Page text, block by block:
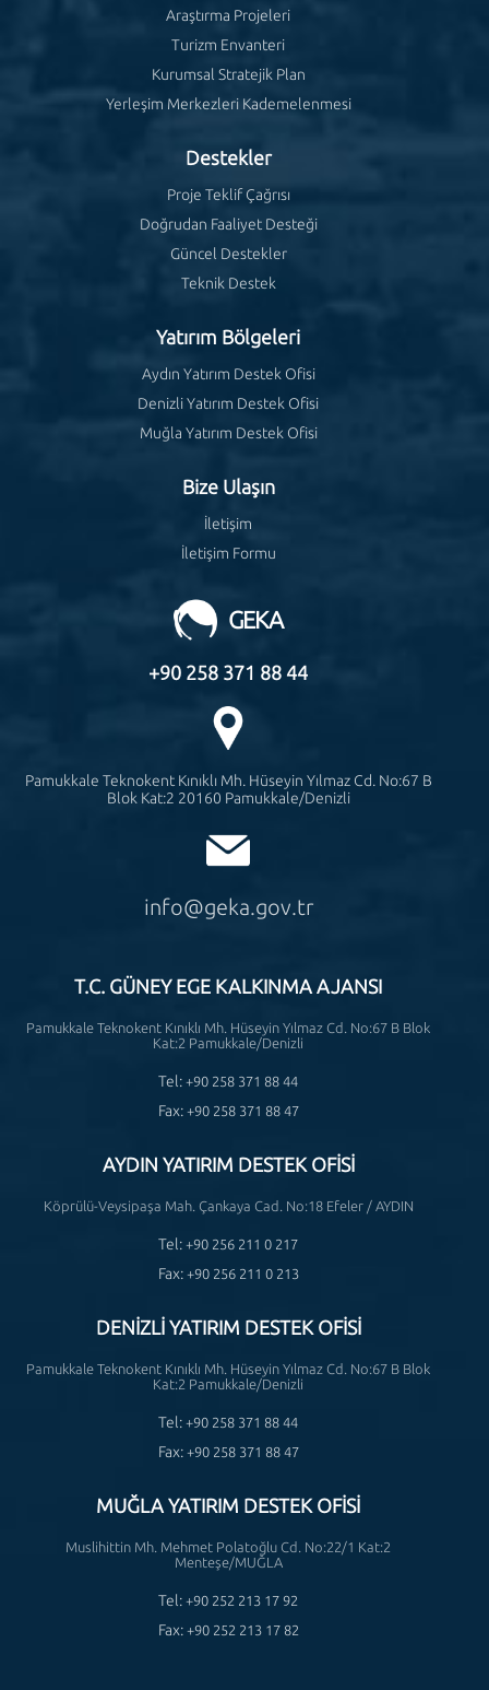
Araştırma Projeleri
Turizm Envanteri
Kurumsal Stratejik Plan
Yerleşim Merkezleri Kademelenmesi
Destekler
Proje Teklif Çağrısı
Doğrudan Faaliyet Desteği
Güncel Destekler
Teknik Destek
Yatırım Bölgeleri
Aydın Yatırım Destek Ofisi
Denizli Yatırım Destek Ofisi
Muğla Yatırım Destek Ofisi
Bize Ulaşın
İletişim
İletişim Formu
GEKA
+90 258 371 88 44
Pamukkale Teknokent Kınıklı Mh. Hüseyin Yılmaz Cd. No:67 B
Blok Kat:2 20160 Pamukkale/Denizli
info@geka.gov.tr
T.C. GÜNEY EGE KALKINMA AJANSI
Pamukkale Teknokent Kınıklı Mh. Hüseyin Yılmaz Cd. No:67 B Blok
Kat:2 Pamukkale/Denizli
Tel: +90 258 371 88 44
Fax: +90 258 371 88 47
AYDIN YATIRIM DESTEK OFİSİ
Köprülü-Veysipaşa Mah. Çankaya Cad. No:18 Efeler / AYDIN
Tel: +90 256 211 0 217
Fax: +90 256 211 0 213
DENİZLİ YATIRIM DESTEK OFİSİ
Pamukkale Teknokent Kınıklı Mh. Hüseyin Yılmaz Cd. No:67 B Blok
Kat:2 Pamukkale/Denizli
Tel: +90 258 371 88 44
Fax: +90 258 371 88 47
MUĞLA YATIRIM DESTEK OFİSİ
Muslihittin Mh. Mehmet Polatoğlu Cd. No:22/1 Kat:2
Menteşe/MUĞLA
Tel: +90 252 213 17 92
Fax: +90 252 213 17 82